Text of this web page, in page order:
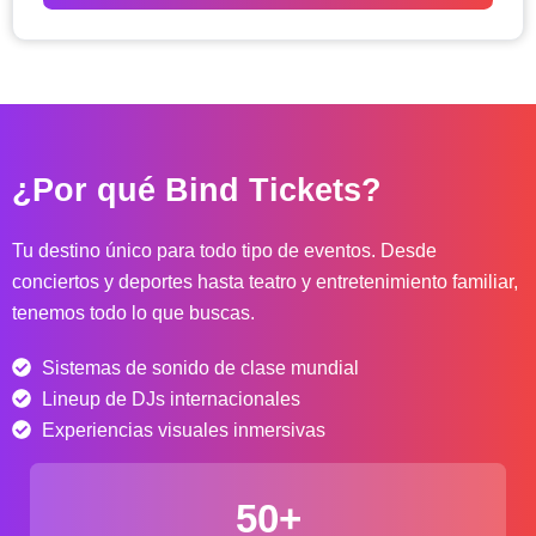
d
p
c
i
s
:
d
d
$
¿Por qué Bind Tickets?
Tu destino único para todo tipo de eventos. Desde
conciertos y deportes hasta teatro y entretenimiento familiar,
tenemos todo lo que buscas.
Sistemas de sonido de clase mundial
Lineup de DJs internacionales
Experiencias visuales inmersivas
50+